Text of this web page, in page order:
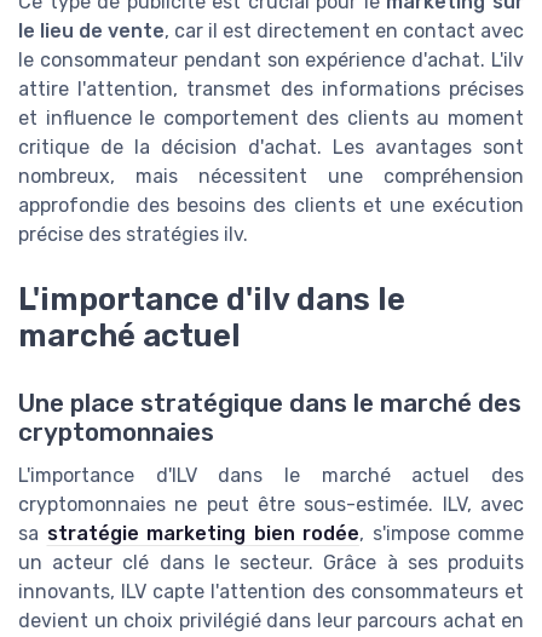
le lieu de vente, car il est directement en contact avec
le consommateur pendant son expérience d'achat. L'ilv
attire l'attention, transmet des informations précises
et influence le comportement des clients au moment
critique de la décision d'achat. Les avantages sont
nombreux, mais nécessitent une compréhension
approfondie des besoins des clients et une exécution
précise des stratégies ilv.
L'importance d'ilv dans le
marché actuel
Une place stratégique dans le marché des
cryptomonnaies
L'importance d'ILV dans le marché actuel des
cryptomonnaies ne peut être sous-estimée. ILV, avec
sa stratégie marketing bien rodée, s'impose comme
un acteur clé dans le secteur. Grâce à ses produits
innovants, ILV capte l'attention des consommateurs et
devient un choix privilégié dans leur parcours achat en